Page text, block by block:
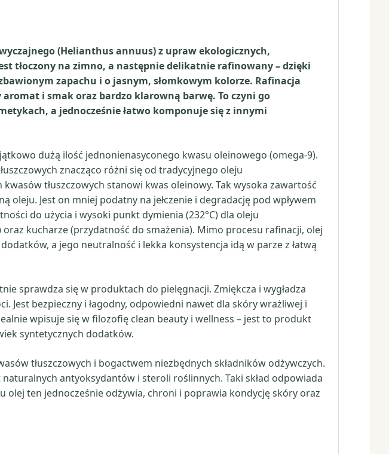
(Helianthus annuus) z upraw ekologicznych,
tłoczony na zimno, a następnie delikatnie rafinowany – dzięki
zapachu i o jasnym, słomkowym kolorze. Rafinacja
i smak oraz bardzo klarowną barwę. To czyni go
a jednocześnie łatwo komponuje się z innymi
dużą ilość jednonienasyconego kwasu oleinowego (omega-9).
znacząco różni się od tradycyjnego oleju
tłuszczowych stanowi kwas oleinowy. Tak wysoka zawartość
oleju. Jest on mniej podatny na jełczenie i degradację pod wpływem
do użycia i wysoki punkt dymienia (232°C) dla oleju
kucharze (przydatność do smażenia). Mimo procesu rafinacji, olej
a jego neutralność i lekka konsystencja idą w parze z łatwą
sprawdza się w produktach do pielęgnacji. Zmiękcza i wygładza
bezpieczny i łagodny, odpowiedni nawet dla skóry wrażliwej i
wpisuje się w filozofię clean beauty i wellness – jest to produkt
syntetycznych dodatków.
tłuszczowych i bogactwem niezbędnych składników odżywczych.
antyoksydantów i steroli roślinnych. Taki skład odpowiada
ten jednocześnie odżywia, chroni i poprawia kondycję skóry oraz